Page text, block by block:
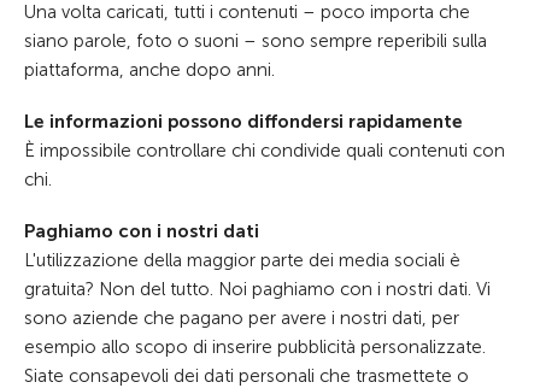
Una volta caricati, tutti i contenuti – poco importa che
siano parole, foto o suoni – sono sempre reperibili sulla
piattaforma, anche dopo anni.
Le informazioni possono diffondersi rapidamente
È impossibile controllare chi condivide quali contenuti con
chi.
Paghiamo con i nostri dati
L'utilizzazione della maggior parte dei media sociali è
gratuita? Non del tutto. Noi paghiamo con i nostri dati. Vi
sono aziende che pagano per avere i nostri dati, per
esempio allo scopo di inserire pubblicità personalizzate.
Siate consapevoli dei dati personali che trasmettete o